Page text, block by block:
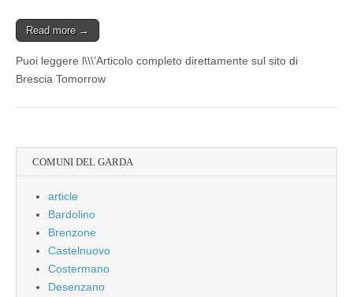
Read more →
Puoi leggere l\\\’Articolo completo direttamente sul sito di
Brescia Tomorrow
COMUNI DEL GARDA
article
Bardolino
Brenzone
Castelnuovo
Costermano
Desenzano